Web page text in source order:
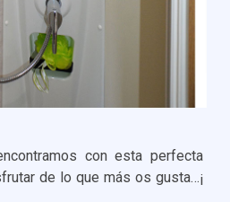
con esta perfecta
de lo que más os gusta…¡